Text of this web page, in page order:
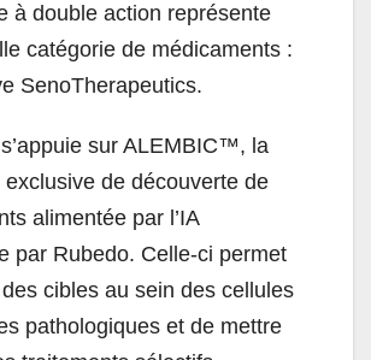
à double action représente
catégorie de médicaments :
SenoTherapeutics.
sur ALEMBIC™, la
exclusive de découverte de
alimentée par l’IA
par Rubedo. Celle-ci permet
des cibles au sein des cellules
pathologiques et de mettre